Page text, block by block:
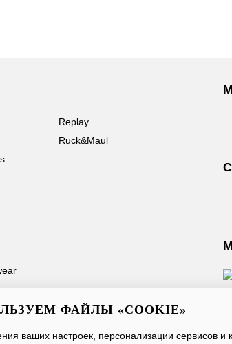
Replay
Ruck&Maul
Email
ФАЙЛЫ «COOKIE»
ваших настроек, персонализации сервисов и